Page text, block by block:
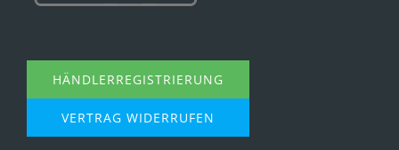
HÄNDLERREGISTRIERUNG
VERTRAG WIDERRUFEN